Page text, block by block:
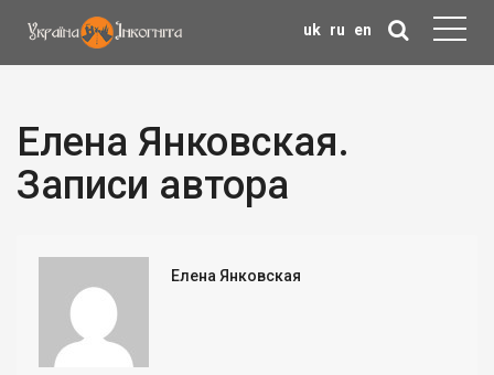
uk ru en
Елена Янковская.
Записи автора
Елена Янковская